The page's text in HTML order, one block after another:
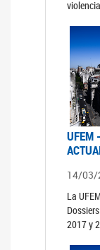
UFEM
14/03/
La
2017 y